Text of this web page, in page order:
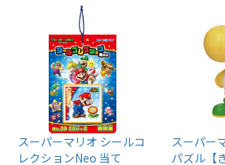
スーパーマリオ シールコ
レクションNeo 当て
スーパー
パズル【